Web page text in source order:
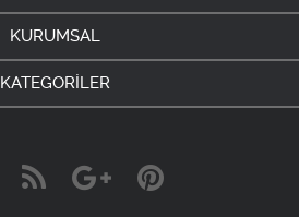
KURUMSAL
KATEGORİLER